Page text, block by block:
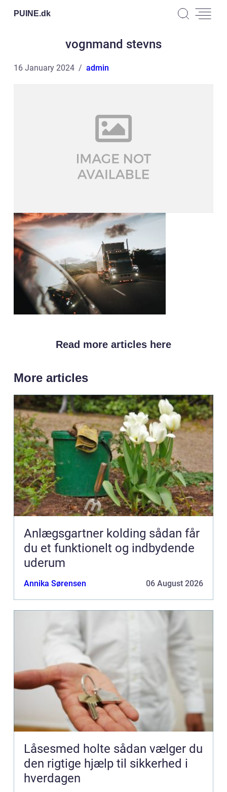
PUINE.dk
vognmand stevns
16 January 2024 admin
Read more articles here
More articles
Anlægsgartner kolding sådan får
du et funktionelt og indbydende
uderum
Annika Sørensen 06 August 2026
Låsesmed holte sådan vælger du
den rigtige hjælp til sikkerhed i
hverdagen